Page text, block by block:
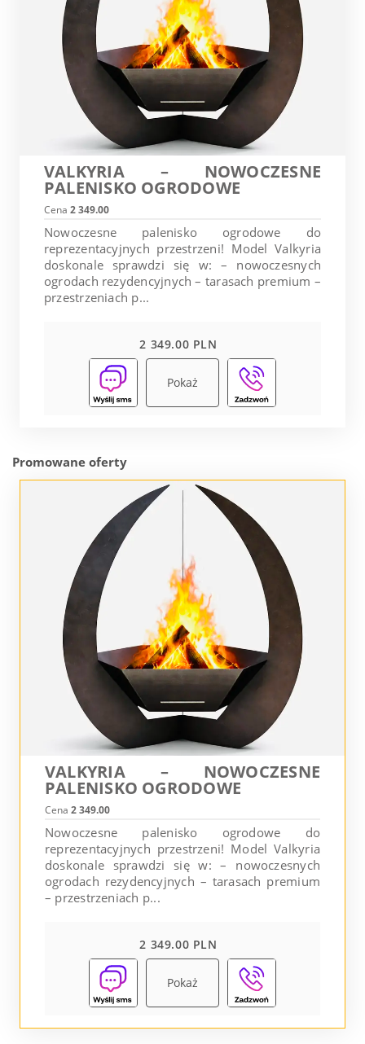
VALKYRIA – NOWOCZESNE
PALENISKO OGRODOWE
Cena 2 349.00
Nowoczesne palenisko ogrodowe do
reprezentacyjnych przestrzeni! Model Valkyria
doskonale sprawdzi się w: – nowoczesnych
ogrodach rezydencyjnych – tarasach premium –
przestrzeniach p...
2 349.00 PLN
Pokaż
Promowane oferty
VALKYRIA – NOWOCZESNE
PALENISKO OGRODOWE
Cena 2 349.00
Nowoczesne palenisko ogrodowe do
reprezentacyjnych przestrzeni! Model Valkyria
doskonale sprawdzi się w: – nowoczesnych
ogrodach rezydencyjnych – tarasach premium
– przestrzeniach p...
2 349.00 PLN
Pokaż